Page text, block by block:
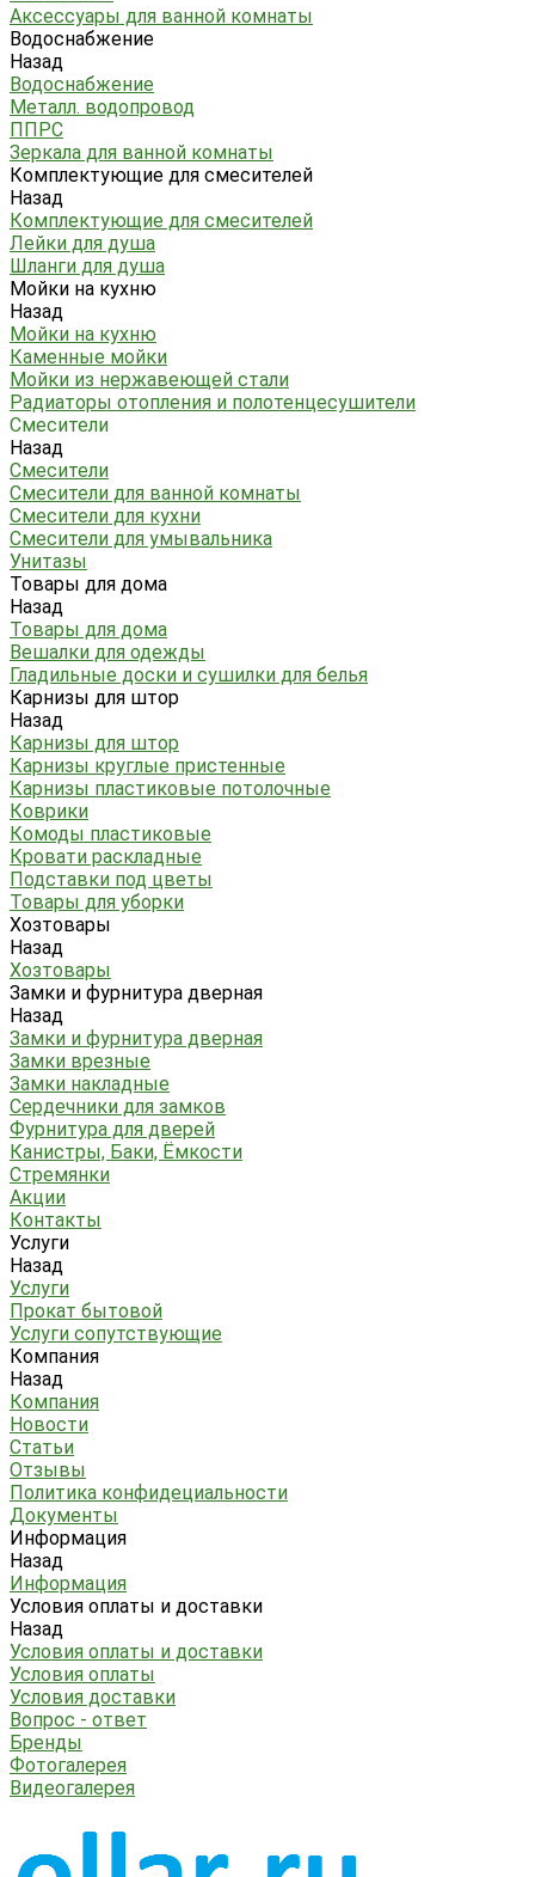
Аксессуары для ванной комнаты
Водоснабжение
Назад
Водоснабжение
Металл. водопровод
ППРС
Зеркала для ванной комнаты
Комплектующие для смесителей
Назад
Комплектующие для смесителей
Лейки для душа
Шланги для душа
Мойки на кухню
Назад
Мойки на кухню
Каменные мойки
Мойки из нержавеющей стали
Радиаторы отопления и полотенцесушители
Смесители
Назад
Смесители
Смесители для ванной комнаты
Смесители для кухни
Смесители для умывальника
Унитазы
Товары для дома
Назад
Товары для дома
Вешалки для одежды
Гладильные доски и сушилки для белья
Карнизы для штор
Назад
Карнизы для штор
Карнизы круглые пристенные
Карнизы пластиковые потолочные
Коврики
Комоды пластиковые
Кровати раскладные
Подставки под цветы
Товары для уборки
Хозтовары
Назад
Хозтовары
Замки и фурнитура дверная
Назад
Замки и фурнитура дверная
Замки врезные
Замки накладные
Сердечники для замков
Фурнитура для дверей
Канистры, Баки, Ёмкости
Стремянки
Акции
Контакты
Услуги
Назад
Услуги
Прокат бытовой
Услуги сопутствующие
Компания
Назад
Компания
Новости
Статьи
Отзывы
Политика конфидециальности
Документы
Информация
Назад
Информация
Условия оплаты и доставки
Назад
Условия оплаты и доставки
Условия оплаты
Условия доставки
Вопрос - ответ
Бренды
Фотогалерея
Видеогалерея